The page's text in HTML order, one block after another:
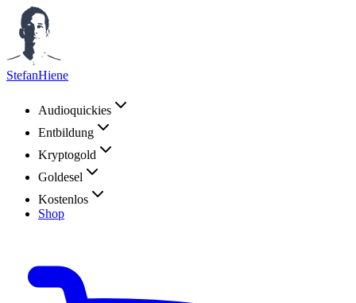
StefanHiene
Audioquickies
Entbildung
Kryptogold
Goldesel
Kostenlos
Shop